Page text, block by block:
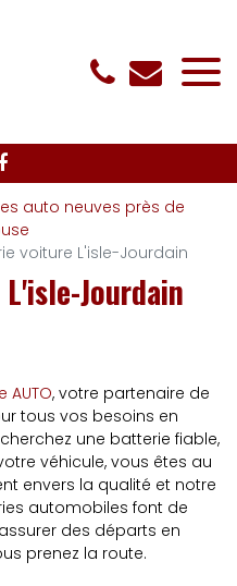
auto neuves près de
voiture L'isle-Jourdain
Jourdain
AUTO, votre partenaire de
tous vos besoins en
une batterie fiable,
véhicule, vous êtes au
envers la qualité et notre
automobiles font de
des départs en
prenez la route.